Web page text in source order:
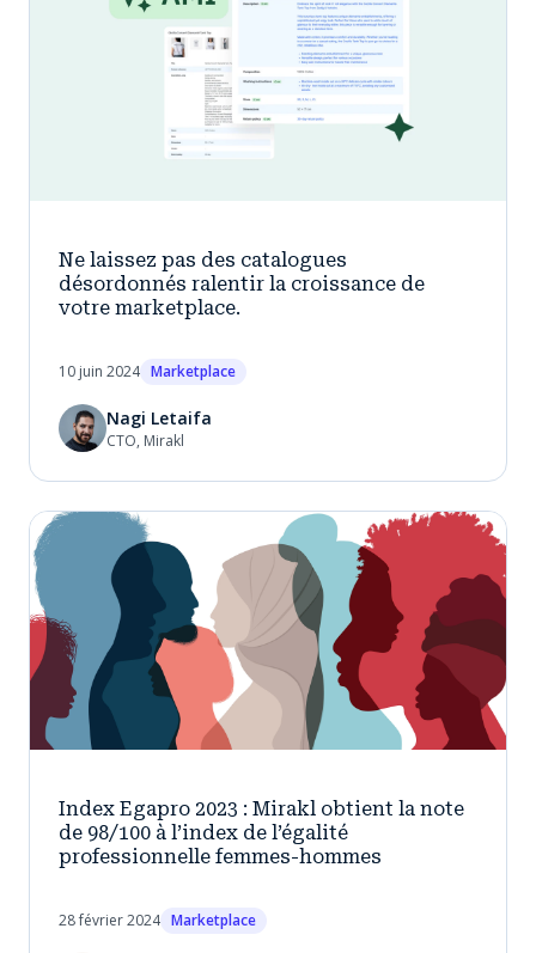
Ne laissez pas des catalogues
désordonnés ralentir la croissance de
votre marketplace.
10 juin 2024 Marketplace
Nagi Letaifa
CTO, Mirakl
Index Egapro 2023 : Mirakl obtient la note
de 98/100 à l’index de l’égalité
professionnelle femmes-hommes
28 février 2024 Marketplace